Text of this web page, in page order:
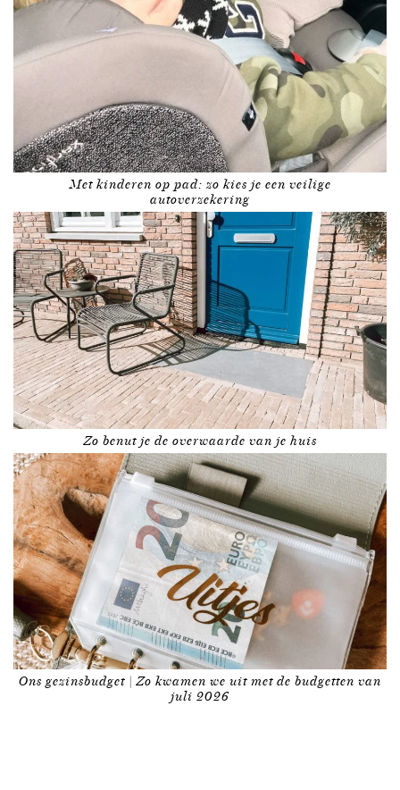
Met kinderen op pad: zo kies je een veilige
autoverzekering
Zo benut je de overwaarde van je huis
Ons gezinsbudget | Zo kwamen we uit met de budgetten van
juli 2026